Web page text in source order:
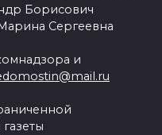
Борисович
Сергеевна
и